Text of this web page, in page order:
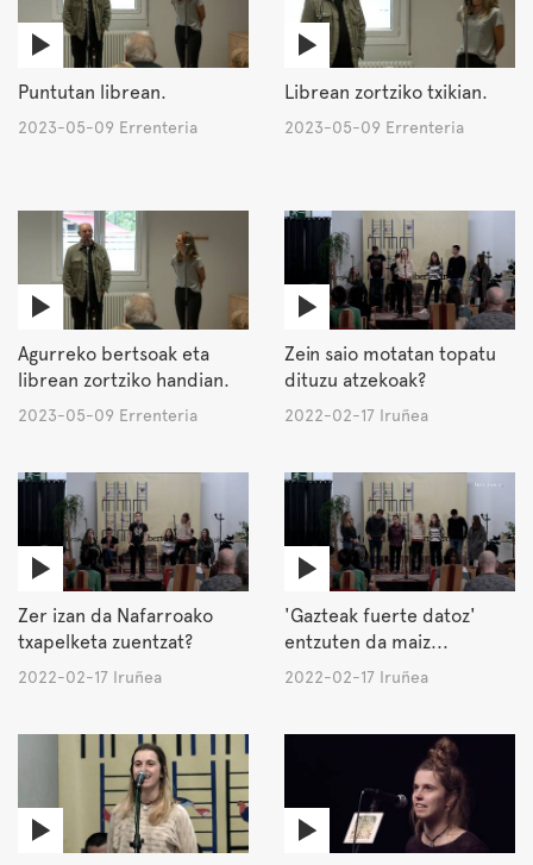
Puntutan librean.
2023-05-09 Errenteria
Librean zortziko txikian.
2023-05-09 Errenteria
Agurreko bertsoak eta
librean zortziko handian.
2023-05-09 Errenteria
Zein saio motatan topatu
dituzu atzekoak?
2022-02-17 Iruñea
Zer izan da Nafarroako
txapelketa zuentzat?
2022-02-17 Iruñea
'Gazteak fuerte datoz'
entzuten da maiz...
2022-02-17 Iruñea